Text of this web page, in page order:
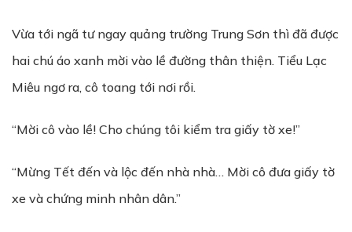
Vừa tới ngã tư ngay quảng trường Trung Sơn thì đã được
hai chú áo xanh mời vào lề đường thân thiện. Tiểu Lạc
Miêu ngơ ra, cô toang tới nơi rồi.
“Mời cô vào lề! Cho chúng tôi kiểm tra giấy tờ xe!”
“Mừng Tết đến và lộc đến nhà nhà… Mời cô đưa giấy tờ
xe và chứng minh nhân dân.”